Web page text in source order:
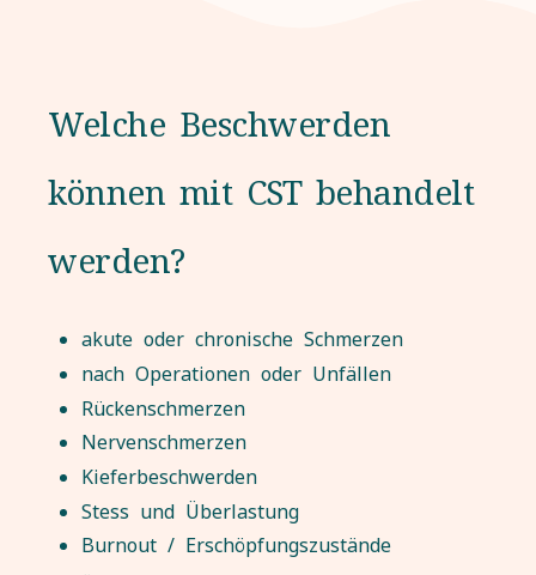
Welche Beschwerden
können mit CST behandelt
werden?
akute oder chronische Schmerzen
nach Operationen oder Unfällen
Rückenschmerzen
Nervenschmerzen
Kieferbeschwerden
Stess und Überlastung
Burnout / Erschöpfungszustände